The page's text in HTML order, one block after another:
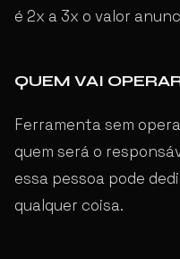
é 2x a 3x o valor
QUEM VAI
Ferramenta sem
quem será o
essa pessoa pode
qualquer coisa.